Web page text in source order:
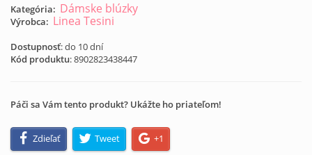
Kategória: Dámske blúzky
Výrobca: Linea Tesini
Dostupnosť: do 10 dní
Kód produktu:8902823438447
Páči sa Vám tento produkt? Ukážte ho priateľom!
Zdieľať Tweet +1